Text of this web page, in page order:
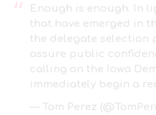
Enough is enough. In
that have emerged in
the delegate selection
assure public
calling on the Iowa
immediately begin a
— Tom Perez